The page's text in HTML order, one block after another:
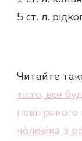
5 ст. л.
Читайте
тісто, все
чоловіка з